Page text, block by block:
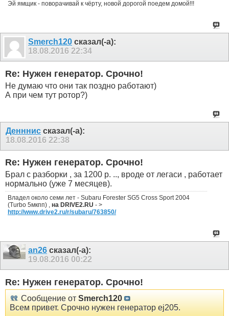
Эй ямщик - поворачивай к чёрту, новой дорогой поедем домой!!!
Smerch120 сказал(-а):
18.08.2016 22:34
Re: Нужен генератор. Срочно!
Не думаю что они так поздно работают)
А при чем тут ротор?)
Денннис сказал(-а):
18.08.2016 22:38
Re: Нужен генератор. Срочно!
Брал с разборки , за 1200 р. .., вроде от легаси , работает
нормально (уже 7 месяцев).
Владел около семи лет - Subaru Forester SG5 Cross Sport 2004
(Turbo 5мкпп) , на DRIVE2.RU - >
http://www.drive2.ru/r/subaru/763850/
an26 сказал(-а):
19.08.2016 00:22
Re: Нужен генератор. Срочно!
Сообщение от Smerch120
Всем привет. Срочно нужен генератор ej205.